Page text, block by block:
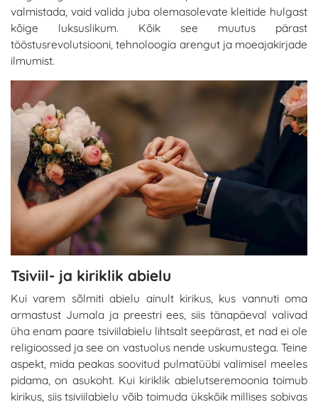
valmistada, vaid valida juba olemasolevate kleitide hulgast
kõige luksuslikum. Kõik see muutus pärast
tööstusrevolutsiooni, tehnoloogia arengut ja moeajakirjade
ilmumist.
Tsiviil- ja kiriklik abielu
Kui varem sõlmiti abielu ainult kirikus, kus vannuti oma
armastust Jumala ja preestri ees, siis tänapäeval valivad
üha enam paare tsiviilabielu lihtsalt seepärast, et nad ei ole
religioossed ja see on vastuolus nende uskumustega. Teine
aspekt, mida peakas soovitud pulmatüübi valimisel meeles
pidama, on asukoht. Kui kiriklik abielutseremoonia toimub
kirikus, siis tsiviilabielu võib toimuda ükskõik millises sobivas